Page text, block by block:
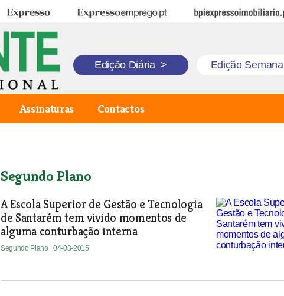
Expresso Expresso Emprego BPI Expresso Imobiliário
Edição Diária > Edição Semanal
Assinaturas Contactos
Segundo Plano
A Escola Superior de Gestão e Tecnologia
de Santarém tem vivido momentos de
alguma conturbação interna
Segundo Plano | 04-03-2015